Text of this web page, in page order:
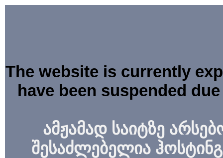
The website is currently
have been suspended
ამჟამად საიტზე
შესაძლებელია